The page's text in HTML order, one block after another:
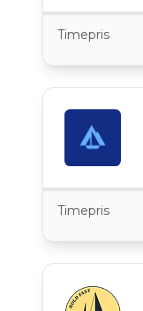
Timepris
Timepris